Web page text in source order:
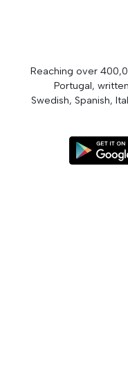
Reaching over
Portugal,
Swedish, Spanish,